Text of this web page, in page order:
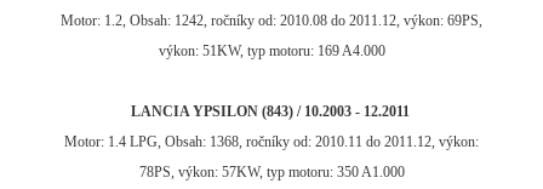
Motor: 1.2, Obsah: 1242, ročníky od: 2010.08 do 2011.12, výkon: 69PS,
výkon: 51KW, typ motoru: 169 A4.000
LANCIA YPSILON (843) / 10.2003 - 12.2011
Motor: 1.4 LPG, Obsah: 1368, ročníky od: 2010.11 do 2011.12, výkon:
78PS, výkon: 57KW, typ motoru: 350 A1.000